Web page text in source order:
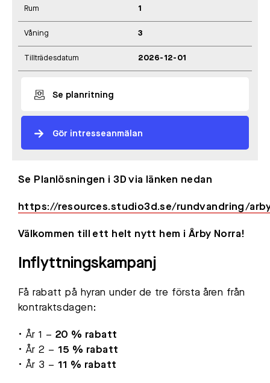
Rum 1
Våning 3
Tillträdesdatum 2026-12-01
Se planritning
Gör intresseanmälan
Se Planlösningen i 3D via länken nedan
https://resources.studio3d.se/rundvandring/
Välkommen till ett helt nytt hem i Årby Norra!
Inflyttningskampanj
Få rabatt på hyran under de tre första åren från
kontraktsdagen:
• År 1 – 20 % rabatt
• År 2 – 15 % rabatt
• År 3 – 11 % rabatt